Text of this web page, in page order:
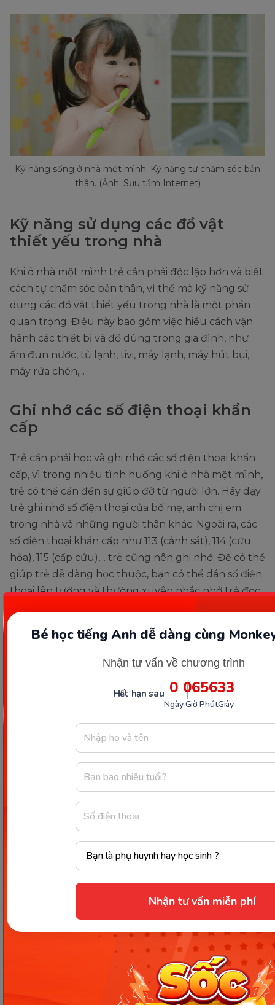
Bé học tiếng Anh dễ dàng cùng
Nhận tư vấn về chương trình
Hết hạn sau 0
Ngày
06
Giờ
56
Phút
31
Giây
Nhận tư vấn miễn phí
Kỹ năng sống ở nhà một mình: Kỹ năng tự chăm sóc bản
thân. (Ảnh: Sưu tầm Internet)
Kỹ năng sử dụng các đồ vật
thiết yếu trong nhà
Khi ở nhà một mình trẻ cần phải độc lập hơn và biết
cách tự chăm sóc bản thân, vì thế mà kỹ năng sử
dụng các đồ vật thiết yếu trong nhà là một phần
quan trọng. Điều này bao gồm việc hiểu cách vận
hành các thiết bị và đồ dùng trong gia đình, như
ấm đun nước, tủ lạnh, tivi, máy lạnh, máy hút bụi,
máy rửa chén,...
Ghi nhớ các số điện thoại khẩn
cấp
Trẻ cần phải học và ghi nhớ các số điện thoại khẩn
cấp, vì trong nhiều tình huống khi ở nhà một mình,
trẻ có thể cần đến sự giúp đỡ từ người lớn. Hãy dạy
trẻ ghi nhớ số điện thoại của bố mẹ, anh chị em
trong nhà và những người thân khác. Ngoài ra, các
số điện thoại khẩn cấp như 113 (cảnh sát), 114 (cứu
hỏa), 115 (cấp cứu),... trẻ cũng nên ghi nhớ. Để có thể
giúp trẻ dễ dàng học thuộc, bạn có thể dán số điện
thoại lên tường và thường xuyên nhắc nhở trẻ đọc
Kỹ năng sống ở nhà một mình: Ghi nhớ các số điện thoại
khẩn cấp. (Ảnh: Sưu tầm Internet)
Kỹ năng an toàn khi sử dụng
Khi ở nhà trẻ cần biết cách
trong gia đình một cách an toàn. Trong đó, trẻ cần
biết cách tắt các thiết bị điện khi không sử dụng,
đồng thời hiểu cách dùng sử bình cứu hỏa để đối
phó với tình huống hỏa hoạn hoặc cháy nổ.